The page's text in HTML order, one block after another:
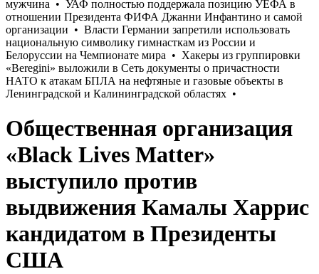
Общественная организация
«Black Lives Matter»
выступило против
выдвижения Камалы Харрис
кандидатом в Президенты
США